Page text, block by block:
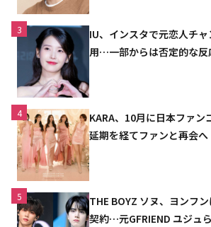
3
IU、インスタで元恋人チ
用…一部からは否定的な反
4
KARA、10月に日本ファン
延期を経てファンと再会へ
5
THE BOYZ ソヌ、ヨンフ
契約…元GFRIEND ユジュ